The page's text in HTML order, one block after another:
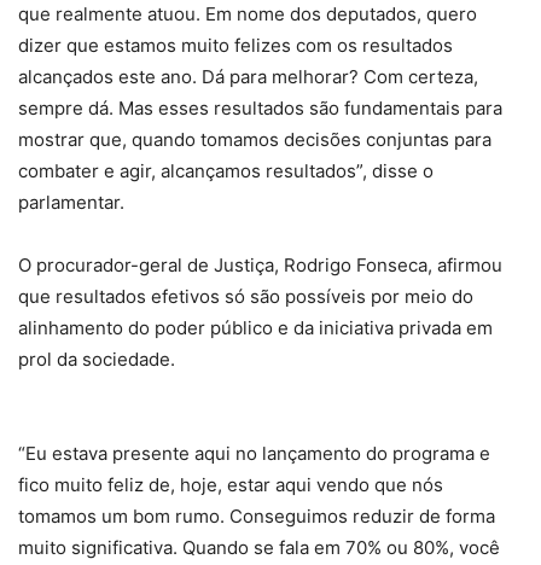
que realmente atuou. Em nome dos deputados, quero
dizer que estamos muito felizes com os resultados
alcançados este ano. Dá para melhorar? Com certeza,
sempre dá. Mas esses resultados são fundamentais para
mostrar que, quando tomamos decisões conjuntas para
combater e agir, alcançamos resultados”, disse o
parlamentar.
O procurador-geral de Justiça, Rodrigo Fonseca, afirmou
que resultados efetivos só são possíveis por meio do
alinhamento do poder público e da iniciativa privada em
prol da sociedade.
“Eu estava presente aqui no lançamento do programa e
fico muito feliz de, hoje, estar aqui vendo que nós
tomamos um bom rumo. Conseguimos reduzir de forma
muito significativa. Quando se fala em 70% ou 80%, você